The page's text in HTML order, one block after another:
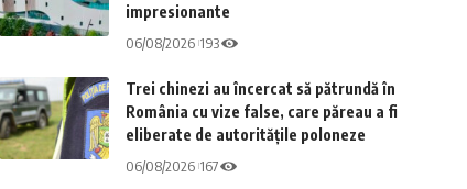
impresionante
06/08/2026 193
Trei chinezi au încercat să pătrundă în
România cu vize false, care păreau a fi
eliberate de autoritățile poloneze
06/08/2026 167